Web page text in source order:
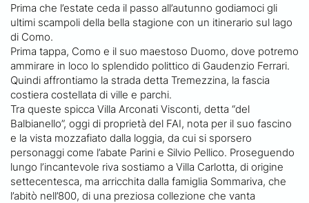
Prima che l’estate ceda il passo all’autunno godiamoci gli
ultimi scampoli della bella stagione con un itinerario sul lago
di Como.
Prima tappa, Como e il suo maestoso Duomo, dove potremo
ammirare in loco lo splendido polittico di Gaudenzio Ferrari.
Quindi affrontiamo la strada detta Tremezzina, la fascia
costiera costellata di ville e parchi.
Tra queste spicca Villa Arconati Visconti, detta “del
Balbianello”, oggi di proprietà del FAI, nota per il suo fascino
e la vista mozzafiato dalla loggia, da cui si sporsero
personaggi come l’abate Parini e Silvio Pellico. Proseguendo
lungo l’incantevole riva sostiamo a Villa Carlotta, di origine
settecentesca, ma arricchita dalla famiglia Sommariva, che
l’abitò nell’800, di una preziosa collezione che vanta